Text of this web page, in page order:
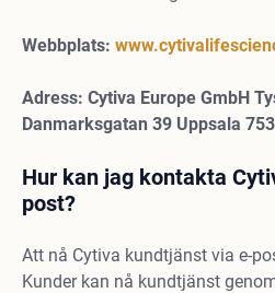
Webbplats:
Adress: Cytiva Europe GmbH
Danmarksgatan 39 Uppsala
Hur kan jag kontakta
post?
Att nå Cytiva kundtjänst via e-
Kunder kan nå kundtjänst